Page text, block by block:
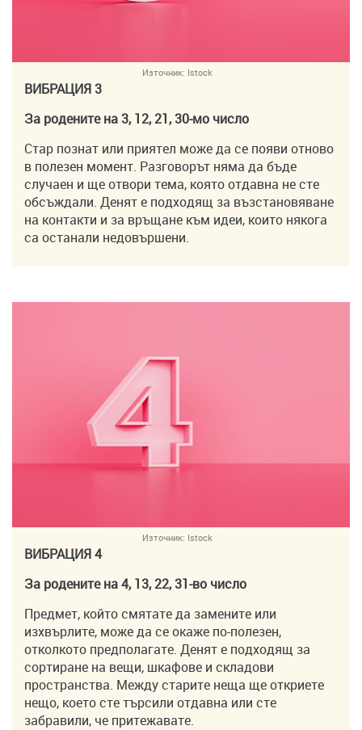
Източник: Istock
ВИБРАЦИЯ 3
За родените на 3, 12, 21, 30-мо число
Стар познат или приятел може да се появи отново
в полезен момент. Разговорът няма да бъде
случаен и ще отвори тема, която отдавна не сте
обсъждали. Денят е подходящ за възстановяване
на контакти и за връщане към идеи, които някога
са останали недовършени.
Източник: Istock
ВИБРАЦИЯ 4
За родените на 4, 13, 22, 31-во число
Предмет, който смятате да замените или
изхвърлите, може да се окаже по-полезен,
отколкото предполагате. Денят е подходящ за
сортиране на вещи, шкафове и складови
пространства. Между старите неща ще откриете
нещо, което сте търсили отдавна или сте
забравили, че притежавате.